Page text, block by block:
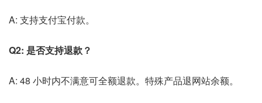
A: 支持支付宝付款。
Q2: 是否支持退款？
A: 48 小时内不满意可全额退款。特殊产品退网站余额。